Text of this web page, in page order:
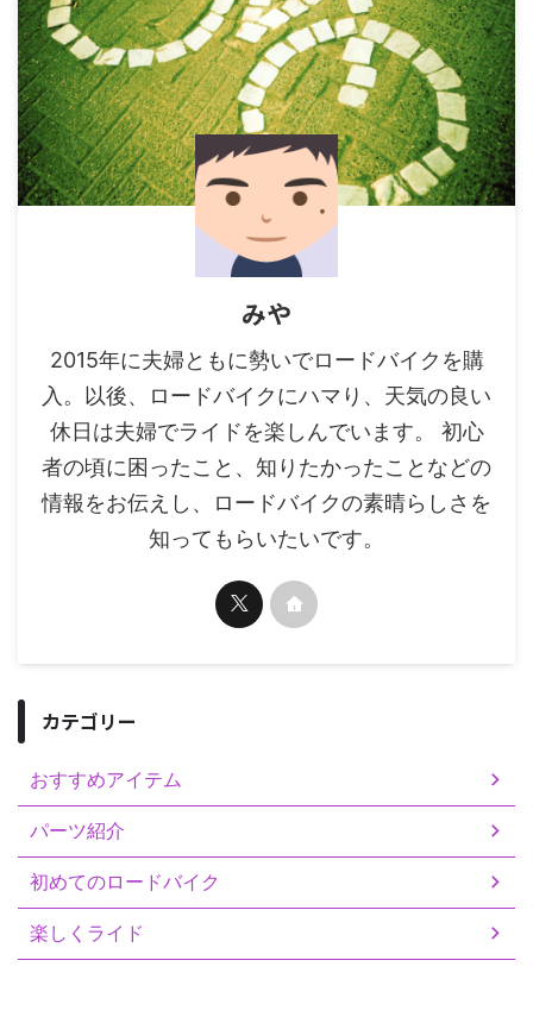
みや
2015年に夫婦ともに勢いでロードバイクを購
入。以後、ロードバイクにハマり、天気の良い
休日は夫婦でライドを楽しんでいます。 初心
者の頃に困ったこと、知りたかったことなどの
情報をお伝えし、ロードバイクの素晴らしさを
知ってもらいたいです。
カテゴリー
おすすめアイテム
パーツ紹介
初めてのロードバイク
楽しくライド